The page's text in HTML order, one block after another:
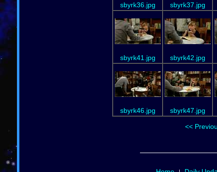
sbyrk36.jpg sbyrk37.jpg
sbyrk41.jpg sbyrk42.jpg
sbyrk46.jpg sbyrk47.jpg
<<